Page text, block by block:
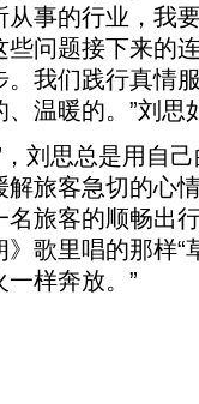
从事的行业，我
问题接下来的
我们践行真情
温暖的。”刘思
刘思总是用自己
旅客急切的心
旅客的顺畅出
歌里唱的那样“
样奔放。”